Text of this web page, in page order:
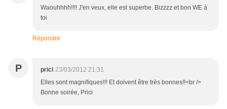
Waouhhhh!!!! J'en veux, elle est superbe. Bizzzz et bon WE à
toi
Répondre
P prici 23/03/2012 21:31
Elles sont magnifiques!!! Et doivent être très bonnes!!<br />
Bonne soirée, Prici